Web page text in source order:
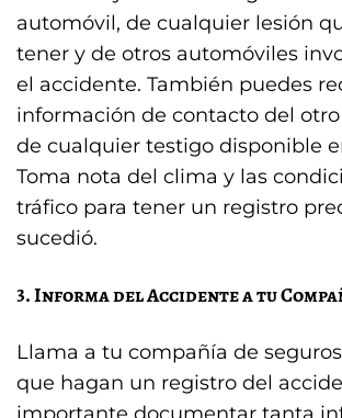
automóvil, de cualquier lesión
tener y de otros automóviles
el accidente. También puedes
información de contacto del
de cualquier testigo disponible
Toma nota del clima y las
tráfico para tener un registro
sucedió.
3. Informa del Accidente a tu
Llama a tu compañía de
que hagan un registro del